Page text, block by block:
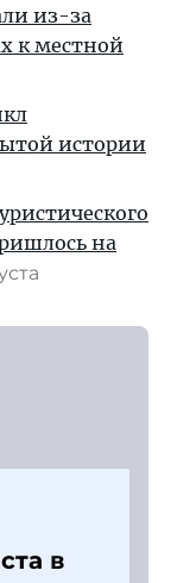
из-за
к местной
истории
на
в